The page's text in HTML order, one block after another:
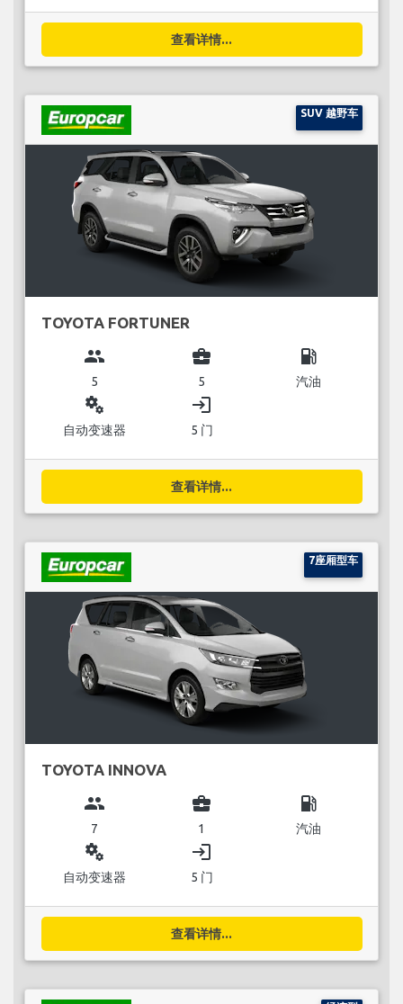
查看详情...
SUV 越野车
TOYOTA FORTUNER
group
5
business_center
5
local_gas_station
汽油
miscellaneous_services
自动变速器
login
5 门
查看详情...
7座厢型车
TOYOTA INNOVA
group
7
business_center
1
local_gas_station
汽油
miscellaneous_services
自动变速器
login
5 门
查看详情...